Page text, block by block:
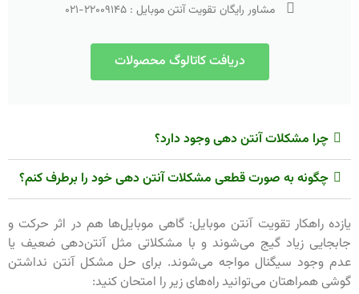
مشاور رایگان تقویت آنتن موبایل :۲۲۰۰۹۱۴۵-۰۲۱
دریافت کاتالوگ محصولات
چرا مشکلات آنتن دهی وجود دارد؟
چگونه به صورت قطعی مشکلات آنتن دهی خود را برطرف کنم؟
یازده راهکار تقویت آنتن موبایل: گاهی موبایل‌ها هم در اثر حرکت و
جابجایی زیاد گیج می‌شوند و با مشکلاتی مثل آنتن‌دهی ضعیف یا
عدم وجود سیگنال مواجه می‌شوند. برای حل مشکل آنتن نداشتن
گوشی همراهتان می‌توانید راه‌های زیر را امتحان کنید: